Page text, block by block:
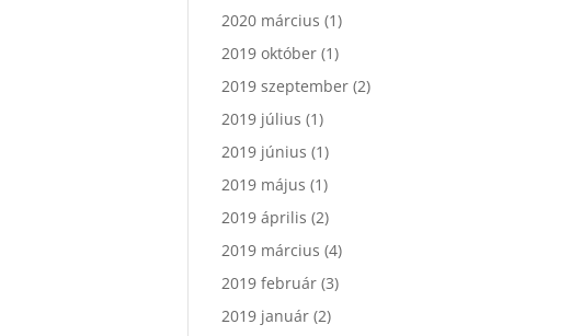
2020 március (1)
2019 október (1)
2019 szeptember (2)
2019 július (1)
2019 június (1)
2019 május (1)
2019 április (2)
2019 március (4)
2019 február (3)
2019 január (2)